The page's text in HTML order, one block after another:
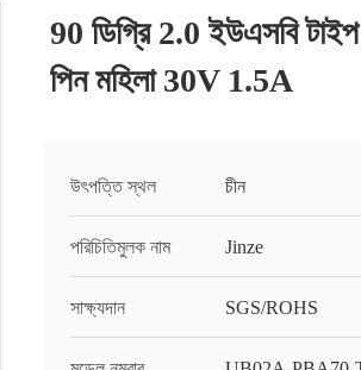
90 ডিগ্রি 2.0 ইউএসবি
পিন মহিলা 30V 1.5A
উৎপত্তি স্থল চীন
পরিচিতিমুলক নাম Jinze
সাক্ষ্যদান SGS/ROHS